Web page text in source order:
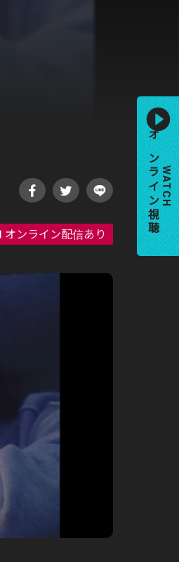
WATCH
オンライン視聴
オンライン配信あり